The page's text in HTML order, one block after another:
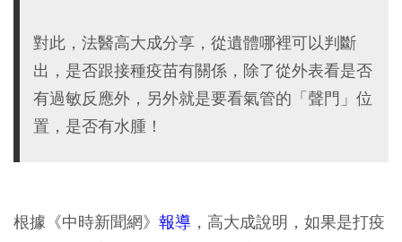
對此，法醫高大成分享，從遺體哪裡可以判斷
出，是否跟接種疫苗有關係，除了從外表看是否
有過敏反應外，另外就是要看氣管的「聲門」位
置，是否有水腫！
根據《中時新聞網》 報導 ，高大成說明，如果是打疫